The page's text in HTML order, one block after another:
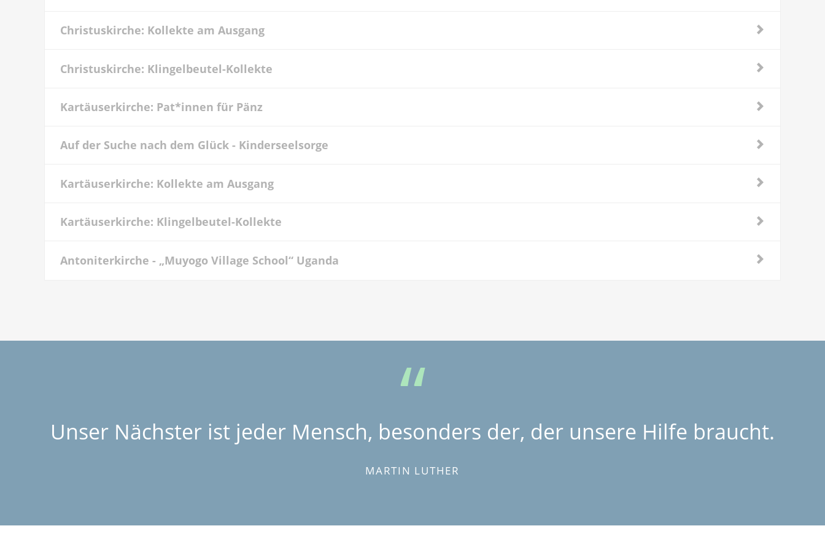
Christuskirche: Kollekte am Ausgang
Christuskirche: Klingelbeutel-Kollekte
Kartäuserkirche: Pat*innen für Pänz
Auf der Suche nach dem Glück - Kinderseelsorge
Kartäuserkirche: Kollekte am Ausgang
Kartäuserkirche: Klingelbeutel-Kollekte
Antoniterkirche - „Muyogo Village School“ Uganda
Unser Nächster ist jeder Mensch, besonders der, der unsere Hilfe braucht.
MARTIN LUTHER